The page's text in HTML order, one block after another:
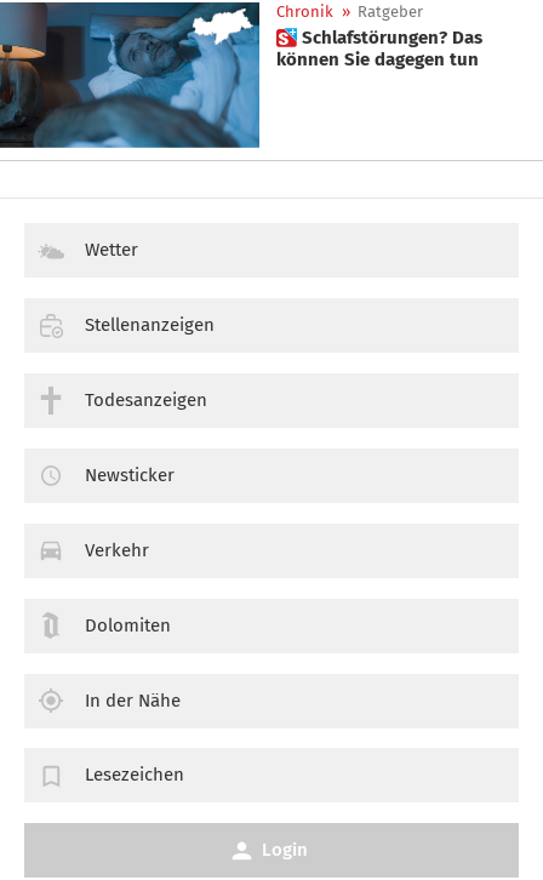
Chronik » Ratgeber
 Schlafstörungen? Das
können Sie dagegen tun
Wetter
Stellenanzeigen
Todesanzeigen
Newsticker
Verkehr
Dolomiten
In der Nähe
Lesezeichen
Login